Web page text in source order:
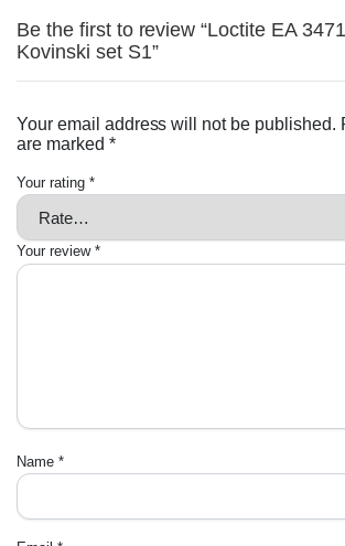
Be the first to review “Loctite EA
Kovinski set S1”
Your email address will not be published.
are marked *
Your rating *
Your review *
Name *